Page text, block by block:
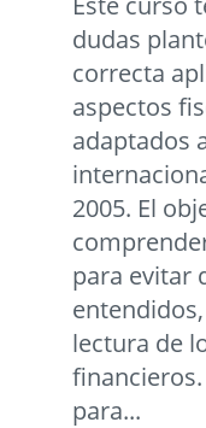
dudas
correcta
aspectos
adaptados
2005. El
para evitar
lectura de
para...